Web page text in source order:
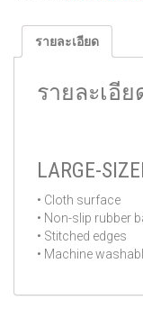
รายละเอียด
รายละเอีย
LARGE-
• Cloth surface
• Non-slip rubber
• Stitched edges
• Machine